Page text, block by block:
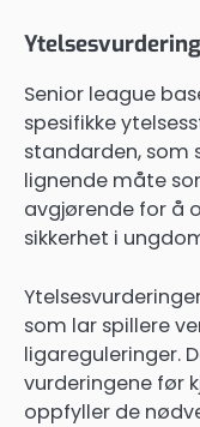
Senior league
spesifikke
standarden, som
lignende måte
avgjørende for å
sikkerhet i
som lar spillere
ligareguleringer.
vurderingene før
oppfyller de